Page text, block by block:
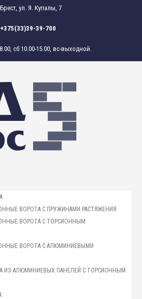
Брест, ул. Я. Купалы, 7
+375(33)39-39-700
сб 10.00-15.00, вс-выходной.
ВОРОТА С ПРУЖИНАМИ РАСТЯЖЕНИЯ
ВОРОТА С ТОРСИОННЫМ
ВОРОТА С АЛЮМИНИЕВЫМИ
ИЗ АЛЮМИНИЕВЫХ ПАНЕЛЕЙ С ТОРСИОННЫМ